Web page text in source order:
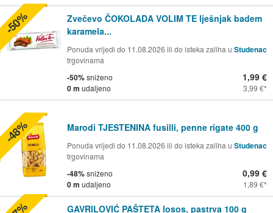
Zvečevo ČOKOLADA VOLIM TE lješnjak badem
karamela...
Ponuda vrijedi do 11.08.2026 ili do isteka zaliha u Studenac
trgovinama
-50%sniženo
0 m udaljeno
1,99 €
3,99 €
-50%
Marodi TJESTENINA fusilli, penne rigate 400 g
Ponuda vrijedi do 11.08.2026 ili do isteka zaliha u Studenac
trgovinama
-48%sniženo
0 m udaljeno
0,99 €
1,89 €
-48%
GAVRILOVIĆ PAŠTETA losos, pastrva 100 g